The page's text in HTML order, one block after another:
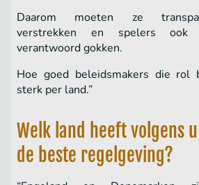
Daarom moeten ze
verstrekken en spelers ook
verantwoord gokken.
Hoe goed beleidsmakers die rol
sterk per land.”
Welk land heeft volgens
de beste regelgeving?